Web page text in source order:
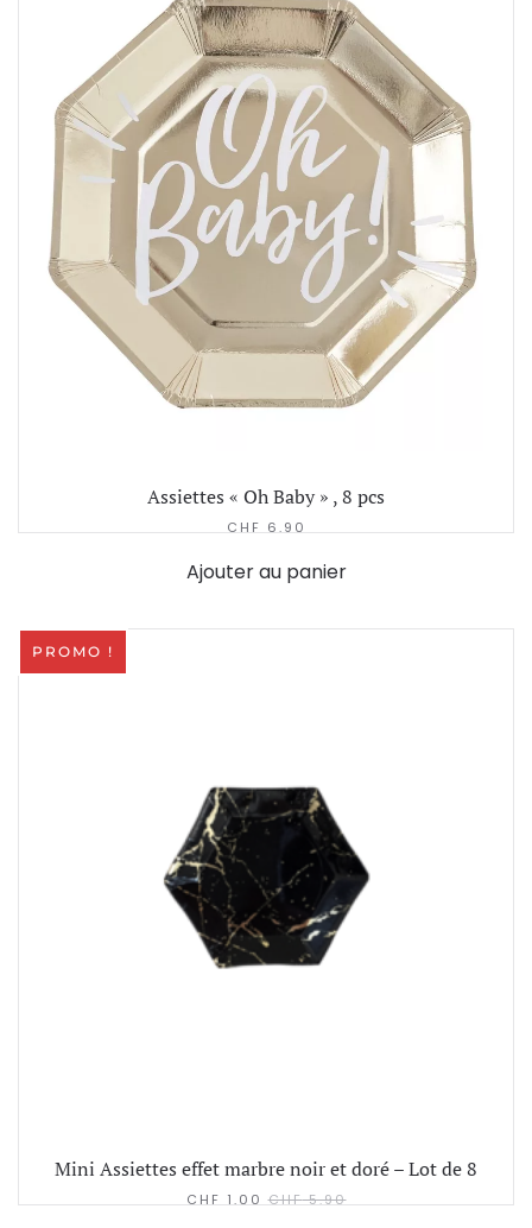
Assiettes « Oh Baby » , 8 pcs
CHF 6.90
Ajouter au panier
PROMO !
Mini Assiettes effet marbre noir et doré – Lot de 8
CHF 1.00 CHF5.90